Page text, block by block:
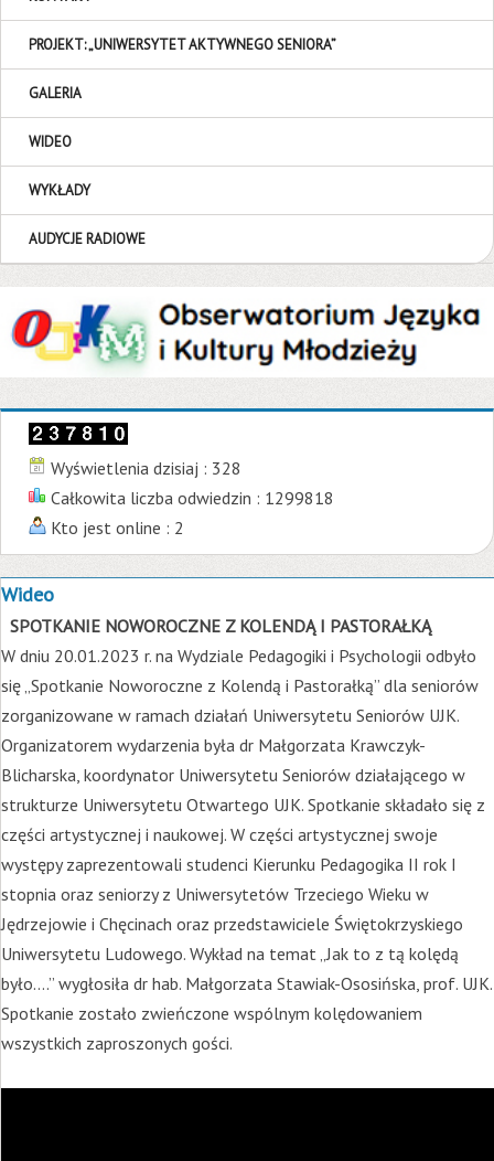
PROJEKT: „UNIWERSYTET AKTYWNEGO SENIORA”
GALERIA
WIDEO
WYKŁADY
AUDYCJE RADIOWE
Wyświetlenia dzisiaj : 328
Całkowita liczba odwiedzin : 1299818
Kto jest online : 2
Wideo
SPOTKANIE NOWOROCZNE Z KOLENDĄ I PASTORAŁKĄ
W dniu 20.01.2023 r. na Wydziale Pedagogiki i Psychologii odbyło
się „Spotkanie Noworoczne z Kolendą i Pastorałką” dla seniorów
zorganizowane w ramach działań Uniwersytetu Seniorów UJK.
Organizatorem wydarzenia była dr Małgorzata Krawczyk-
Blicharska, koordynator Uniwersytetu Seniorów działającego w
strukturze Uniwersytetu Otwartego UJK. Spotkanie składało się z
części artystycznej i naukowej. W części artystycznej swoje
występy zaprezentowali studenci Kierunku Pedagogika II rok I
stopnia oraz seniorzy z Uniwersytetów Trzeciego Wieku w
Jędrzejowie i Chęcinach oraz przedstawiciele Świętokrzyskiego
Uniwersytetu Ludowego. Wykład na temat „Jak to z tą kolędą
było….” wygłosiła dr hab. Małgorzata Stawiak-Ososińska, prof. UJK.
Spotkanie zostało zwieńczone wspólnym kolędowaniem
wszystkich zaproszonych gości.